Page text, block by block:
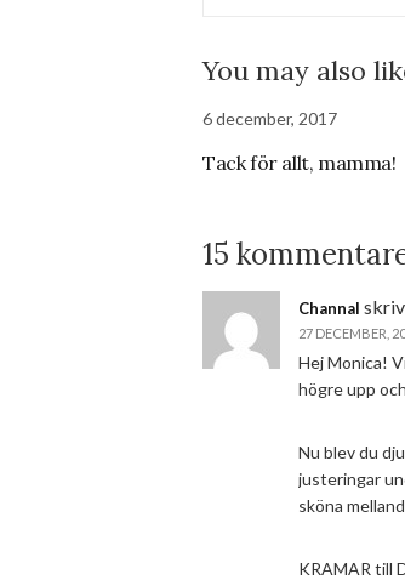
You may also
6 december, 2017
Tack för allt, mamma!
15
Channal
27 DECEMBER,
Hej Monica!
högre upp
Nu blev du
justeringar
sköna
KRAMAR till